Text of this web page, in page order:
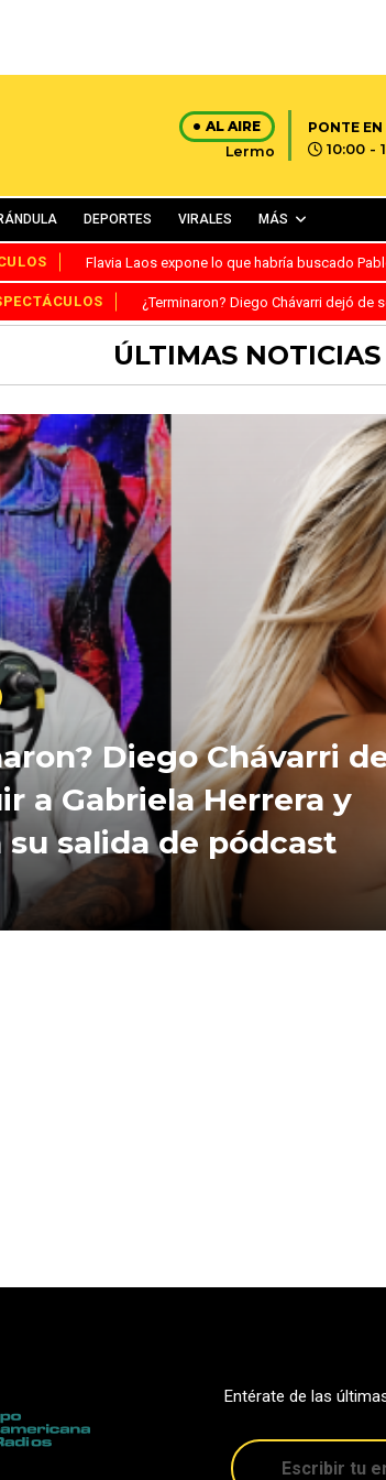
AL AIRE
Lermo
PONTE
10:00 -
DEPORTES VIRALES MÁS
Flavia Laos expone lo que habría buscado
¿Terminaron? Diego Chávarri dejó de
ÚLTIMAS
Diego Chávarri
a Gabriela Herrera y
su salida de pódcast
Entérate de las